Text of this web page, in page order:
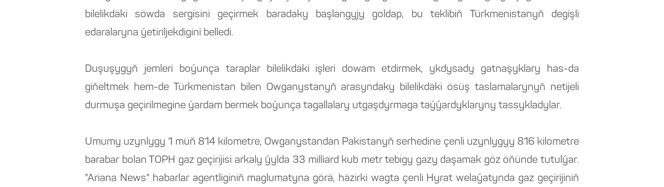
bilelikdäki söwda sergisini geçirmek baradaky başlangyjy goldap, bu teklibiň Türkmenistanyň degişli
edaralaryna ýetiriljekdigini belledi.
Duşuşygyň jemleri boýunça taraplar bilelikdäki işleri dowam etdirmek, ykdysady gatnaşyklary has-da
giňeltmek hem-de Türkmenistan bilen Owganystanyň arasyndaky bilelikdäki ösüş taslamalarynyň netijeli
durmuşa geçirilmegine ýardam bermek boýunça tagallalary utgaşdyrmaga taýýardyklaryny tassykladylar.
Umumy uzynlygy 1 müň 814 kilometre, Owganystandan Pakistanyň serhedine çenli uzynlygyy 816 kilometre
barabar bolan TOPH gaz geçirijisi arkaly ýylda 33 milliard kub metr tebigy gazy daşamak göz öňünde tutulýar.
"Ariana News" habarlar agentliginiň maglumatyna görä, häzirki wagta çenli Hyrat welaýatynda gaz geçirijiniň